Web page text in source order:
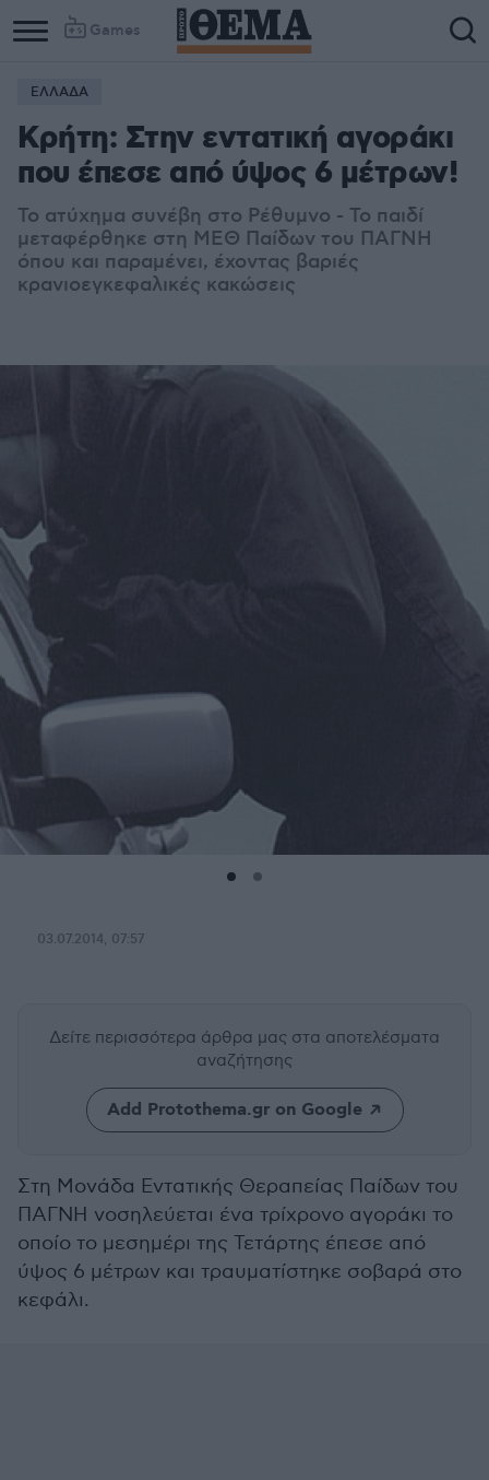
Games
ΕΛΛΑΔΑ
Κρήτη: Στην εντατική αγοράκι
που έπεσε από ύψος 6 μέτρων!
Το ατύχημα συνέβη στο Ρέθυμνο - Το παιδί
μεταφέρθηκε στη ΜΕΘ Παίδων του ΠΑΓΝΗ
όπου και παραμένει, έχοντας βαριές
κρανιοεγκεφαλικές κακώσεις
03.07.2014, 07:57
Δείτε περισσότερα άρθρα μας στα αποτελέσματα
αναζήτησης
Add Protothema.gr on Google
Στη Μονάδα Εντατικής Θεραπείας Παίδων του
ΠΑΓΝΗ νοσηλεύεται ένα τρίχρονο αγοράκι το
οποίο το μεσημέρι της Τετάρτης έπεσε από
ύψος 6 μέτρων και τραυματίστηκε σοβαρά στο
κεφάλι.